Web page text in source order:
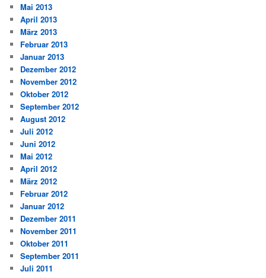
Mai 2013
April 2013
März 2013
Februar 2013
Januar 2013
Dezember 2012
November 2012
Oktober 2012
September 2012
August 2012
Juli 2012
Juni 2012
Mai 2012
April 2012
März 2012
Februar 2012
Januar 2012
Dezember 2011
November 2011
Oktober 2011
September 2011
Juli 2011